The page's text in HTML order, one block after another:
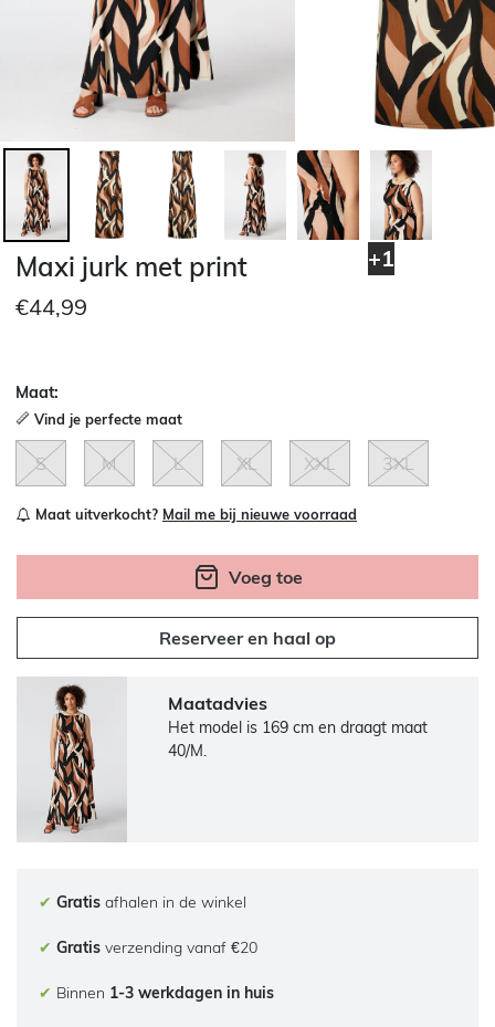
+1
Maxi jurk met print
€44,99
Maat:
Vind je perfecte maat
S M L XL XXL 3XL
Maat uitverkocht? Mail me bij nieuwe voorraad
Voeg toe
Reserveer en haal op
Maatadvies
Het model is 169 cm en draagt maat
40/M.
✔ Gratis afhalen in de winkel
✔ Gratis verzending vanaf €20
✔ Binnen 1-3 werkdagen in huis